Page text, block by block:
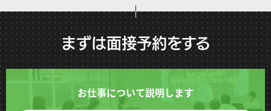
まずは面接予約をする
お仕事について説明します